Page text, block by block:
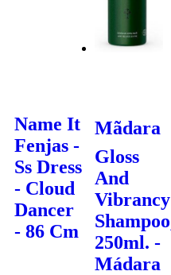
Name It
Fenjas -
Ss Dress
- Cloud
Dancer
- 86 Cm
Mãdara
Gloss
And
Vibrancy
250ml. -
Mádara